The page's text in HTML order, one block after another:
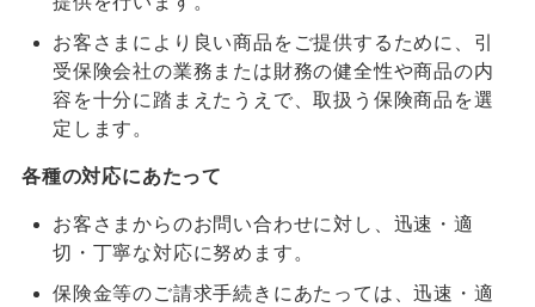
お客さまにより良い商品をご提供するために、引
受保険会社の業務または財務の健全性や商品の内
容を十分に踏まえたうえで、取扱う保険商品を選
定します。
各種の対応にあたって
お客さまからのお問い合わせに対し、迅速・適
切・丁寧な対応に努めます。
保険金等のご請求手続きにあたっては、迅速・適